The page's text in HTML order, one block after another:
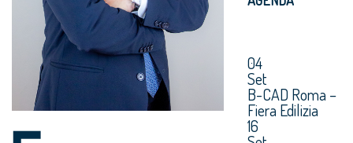
04
Set
B-CAD Roma –
Fiera Edilizia
16